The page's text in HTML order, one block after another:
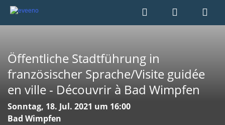
Öffentliche Stadtführung in
französischer Sprache/Visite guidée
en ville - Découvrir à Bad Wimpfen
Sonntag, 18. Jul. 2021 um 16:00
Bad Wimpfen